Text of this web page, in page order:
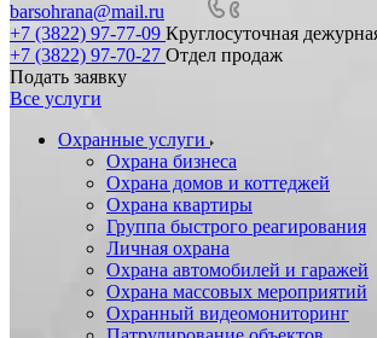
barsohrana@mail.ru
+7 (3822) 97-77-09 Круглосуточная
+7 (3822) 97-70-27 Отдел продаж
Подать заявку
Все услуги
Охранные услуги
Охрана бизнеса
Охрана домов и коттеджей
Охрана квартиры
Группа быстрого реагирования
Личная охрана
Охрана автомобилей и гаражей
Охрана массовых мероприятий
Охранный видеомониторинг